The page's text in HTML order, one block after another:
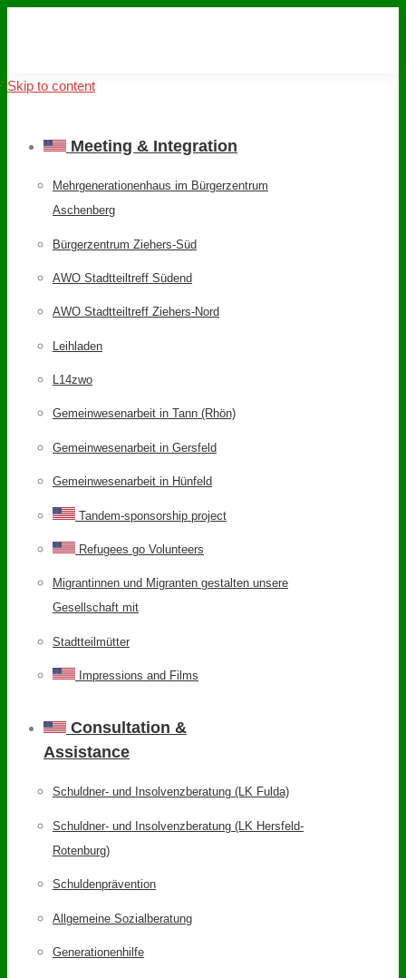
Skip to content
Meeting & Integration
Mehrgenerationenhaus im Bürgerzentrum
Aschenberg
Bürgerzentrum Ziehers-Süd
AWO Stadtteiltreff Südend
AWO Stadtteiltreff Ziehers-Nord
Leihladen
L14zwo
Gemeinwesenarbeit in Tann (Rhön)
Gemeinwesenarbeit in Gersfeld
Gemeinwesenarbeit in Hünfeld
Tandem-sponsorship project
Refugees go Volunteers
Migrantinnen und Migranten gestalten unsere
Gesellschaft mit
Stadtteilmütter
Impressions and Films
Consultation &
Assistance
Schuldner- und Insolvenzberatung (LK Fulda)
Schuldner- und Insolvenzberatung (LK Hersfeld-
Rotenburg)
Schuldenprävention
Allgemeine Sozialberatung
Generationenhilfe